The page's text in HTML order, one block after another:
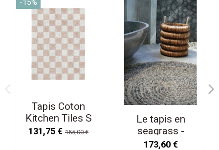
-15%
Tapis Coton
Kitchen Tiles S
120 / 160 cm
131,75 € 155,00 €
Le tapis en
seagrass -
Naturel Noir -
173,60 €